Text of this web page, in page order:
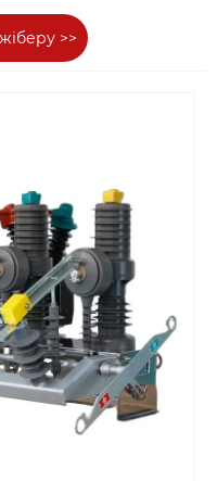
және
кәсіби
электр
тәжірибесі бар
негізін қалаған
Anqiang Electric
сатып алу
талаптарын
ZW20, ZW8 және
>>